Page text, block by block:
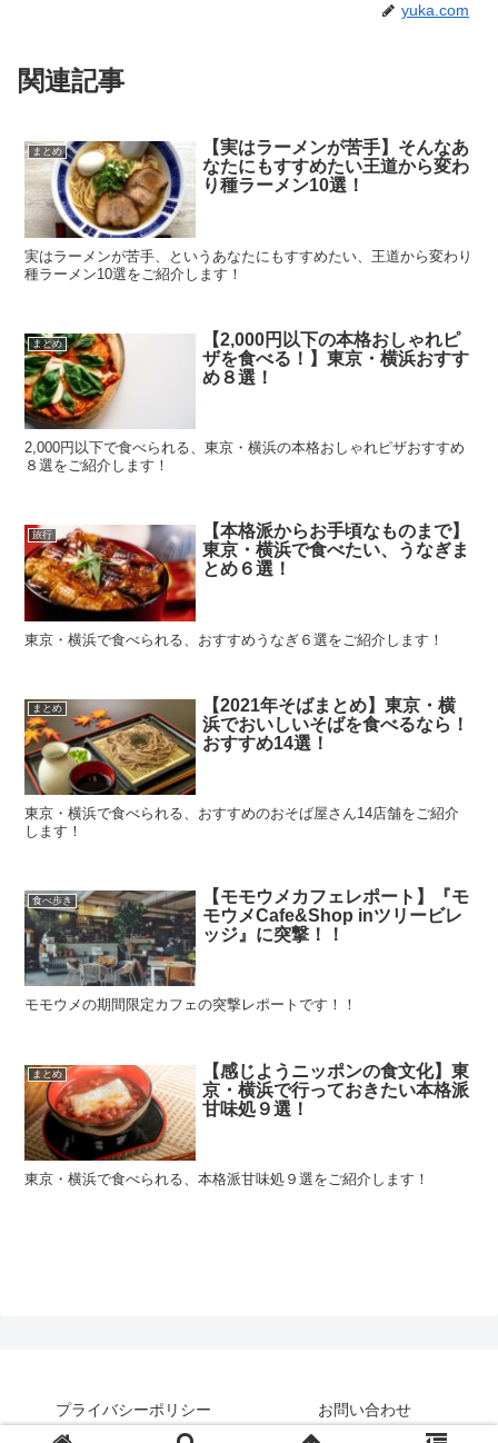
yuka.com
関連記事
まとめ
【実はラーメンが苦手】そんなあ
なたにもすすめたい王道から変わ
り種ラーメン10選！
実はラーメンが苦手、というあなたにもすすめたい、王道から変わり
種ラーメン10選をご紹介します！
まとめ
【2,000円以下の本格おしゃれピ
ザを食べる！】東京・横浜おすす
め８選！
2,000円以下で食べられる、東京・横浜の本格おしゃれピザおすすめ
８選をご紹介します！
旅行
【本格派からお手頃なものまで】
東京・横浜で食べたい、うなぎま
とめ６選！
東京・横浜で食べられる、おすすめうなぎ６選をご紹介します！
まとめ
【2021年そばまとめ】東京・横
浜でおいしいそばを食べるなら！
おすすめ14選！
東京・横浜で食べられる、おすすめのおそば屋さん14店舗をご紹介
します！
食べ歩き
【モモウメカフェレポート】『モ
モウメCafe&Shop inツリービレ
ッジ』に突撃！！
モモウメの期間限定カフェの突撃レポートです！！
まとめ
【感じようニッポンの食文化】東
京・横浜で行っておきたい本格派
甘味処９選！
東京・横浜で食べられる、本格派甘味処９選をご紹介します！
プライバシーポリシー お問い合わせ